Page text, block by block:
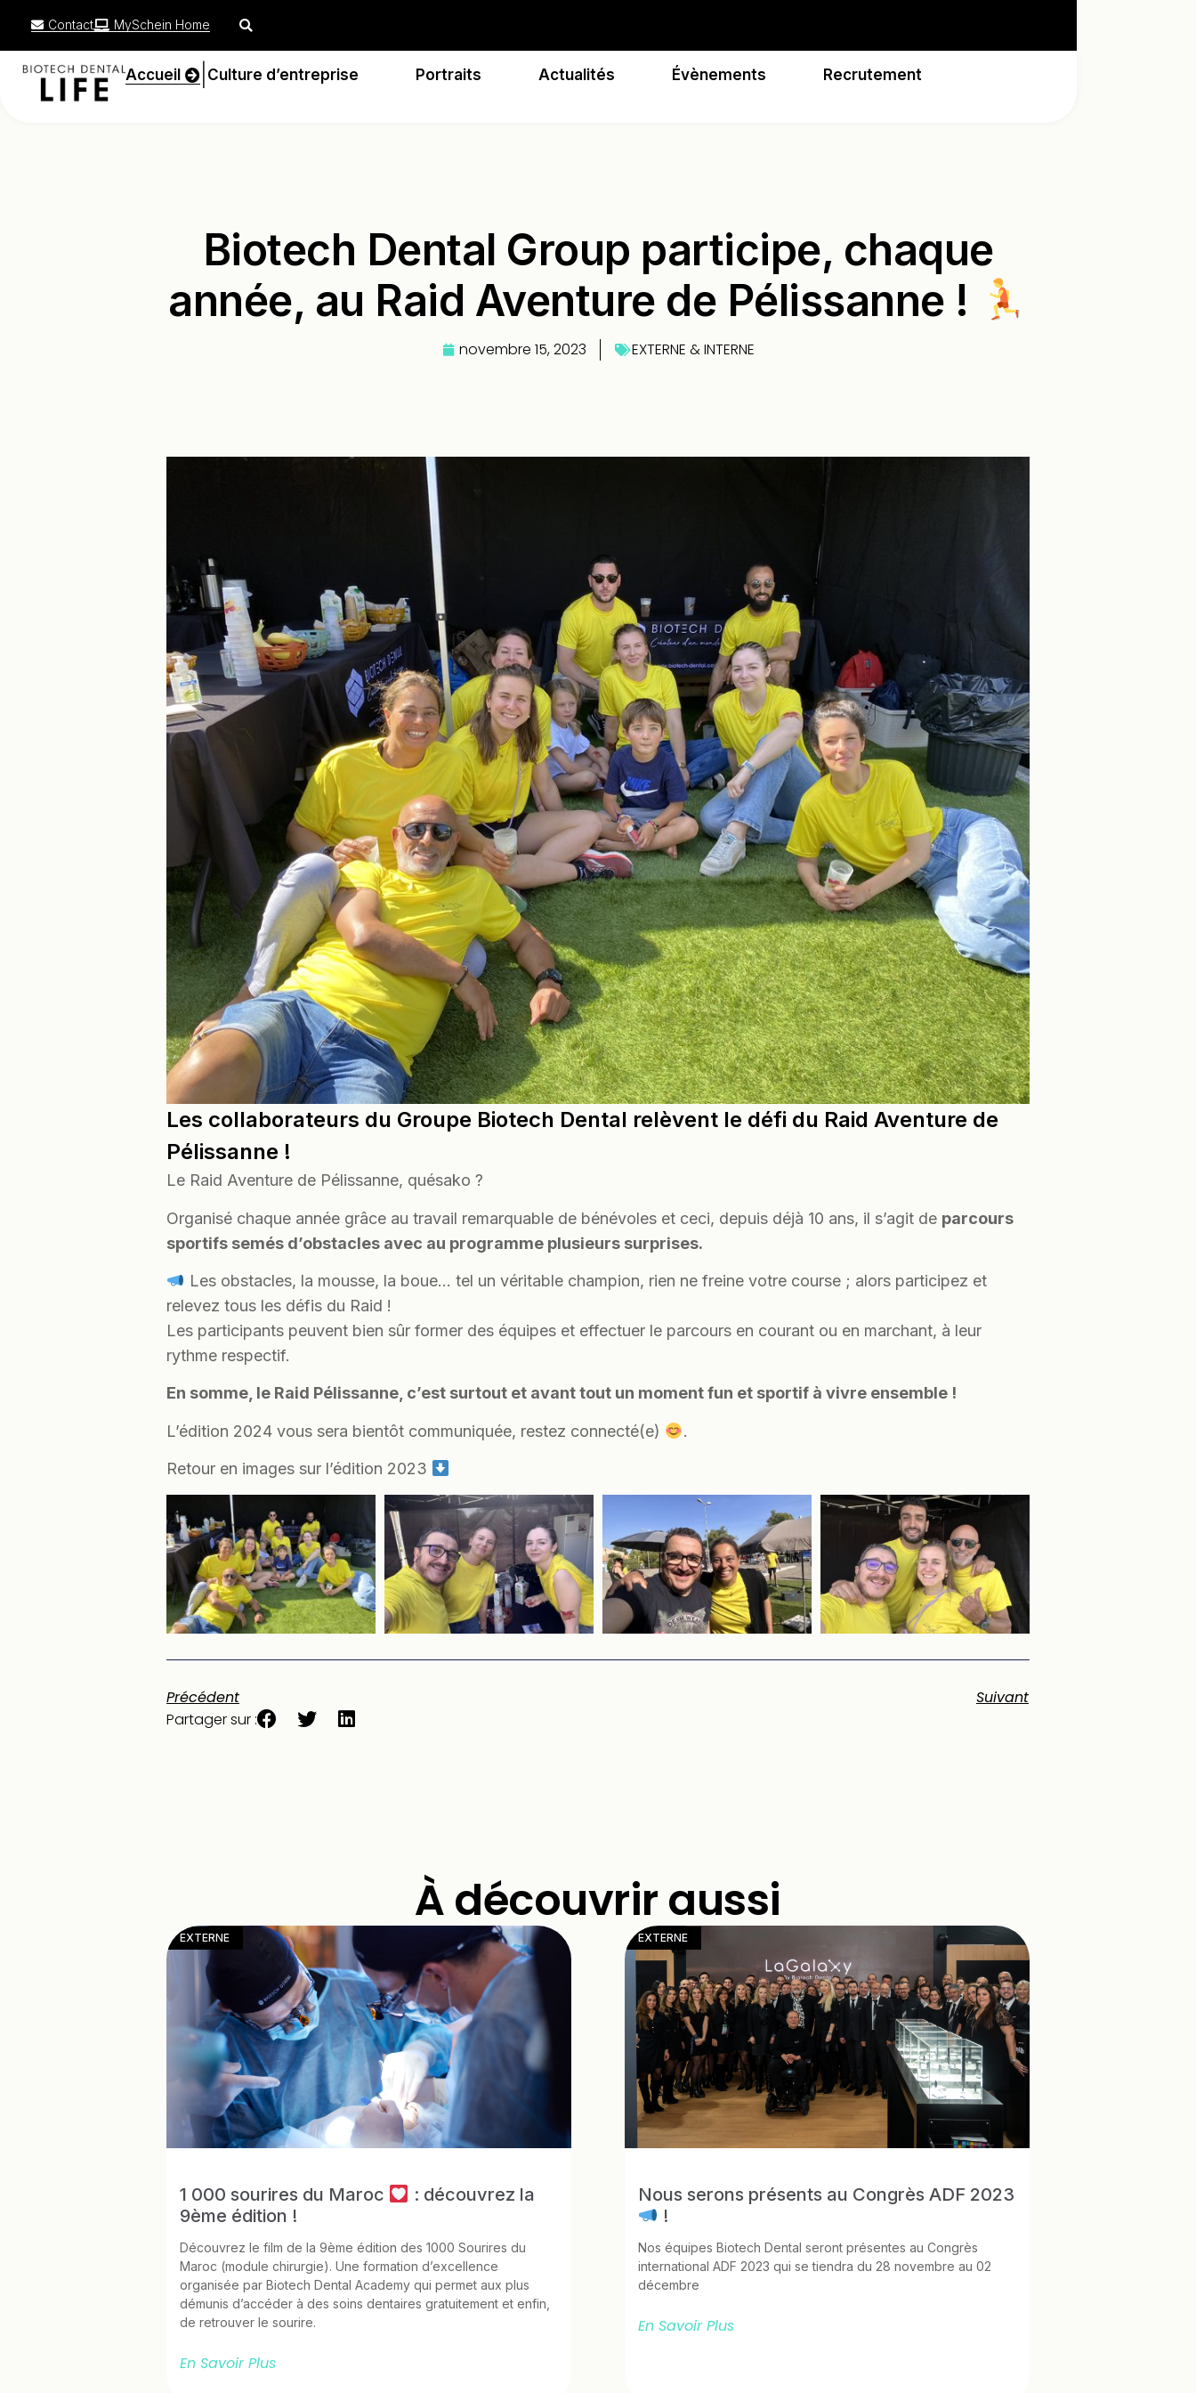
Contact MySchein Home
Accueil Culture d’entreprise Portraits Actualités Évènements Recrutement
Biotech Dental Group participe, chaque
année, au Raid Aventure de Pélissanne !
novembre 15, 2023 EXTERNE & INTERNE
Les collaborateurs du Groupe Biotech Dental relèvent le défi du Raid Aventure de
Pélissanne !
Le Raid Aventure de Pélissanne, quésako ?
Organisé chaque année grâce au travail remarquable de bénévoles et ceci, depuis déjà 10 ans, il s’agit de parcours
sportifs semés d’obstacles avec au programme plusieurs surprises.
Les obstacles, la mousse, la boue… tel un véritable champion, rien ne freine votre course ; alors participez et
relevez tous les défis du Raid !
Les participants peuvent bien sûr former des équipes et effectuer le parcours en courant ou en marchant, à leur
rythme respectif.
En somme, le Raid Pélissanne, c’est surtout et avant tout un moment fun et sportif à vivre ensemble !
L’édition 2024 vous sera bientôt communiquée, restez connecté(e) .
Retour en images sur l’édition 2023
Précédent
Suivant
Partager sur :
À découvrir aussi
EXTERNE
1 000 sourires du Maroc
: découvrez la
9ème édition !
Découvrez le film de la 9ème édition des 1000 Sourires du
Maroc (module chirurgie). Une formation d’excellence
organisée par Biotech Dental Academy qui permet aux plus
démunis d’accéder à des soins dentaires gratuitement et enfin,
de retrouver le sourire.
En Savoir Plus
EXTERNE
Nous serons présents au Congrès ADF 2023
!
Nos équipes Biotech Dental seront présentes au Congrès
international ADF 2023 qui se tiendra du 28 novembre au 02
décembre
En Savoir Plus